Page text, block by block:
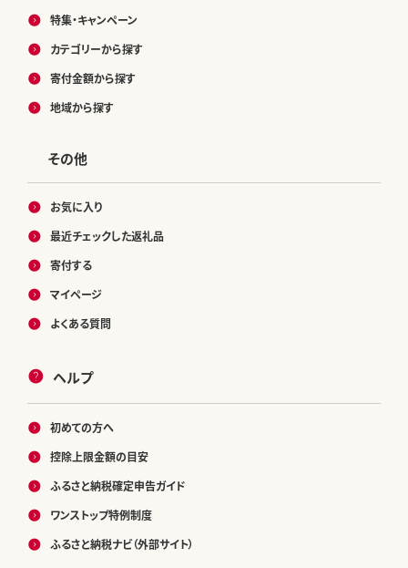
特集・キャンペーン
カテゴリーから探す
寄付金額から探す
地域から探す
その他
お気に入り
最近チェックした返礼品
寄付する
マイページ
よくある質問
ヘルプ
初めての方へ
控除上限金額の目安
ふるさと納税確定申告ガイド
ワンストップ特例制度
ふるさと納税ナビ（外部サイト）